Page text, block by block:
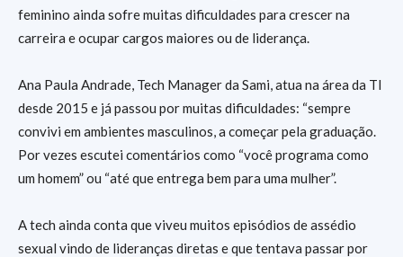
feminino ainda sofre muitas dificuldades para crescer na
carreira e ocupar cargos maiores ou de liderança.
Ana Paula Andrade, Tech Manager da Sami, atua na área da TI
desde 2015 e já passou por muitas dificuldades: “sempre
convivi em ambientes masculinos, a começar pela graduação.
Por vezes escutei comentários como “você programa como
um homem” ou “até que entrega bem para uma mulher”.
A tech ainda conta que viveu muitos episódios de assédio
sexual vindo de lideranças diretas e que tentava passar por